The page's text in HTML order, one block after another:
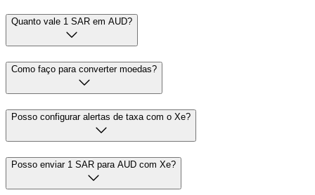
Quanto vale 1 SAR em AUD?
Como faço para converter moedas?
Posso configurar alertas de taxa com o Xe?
Posso enviar 1 SAR para AUD com Xe?